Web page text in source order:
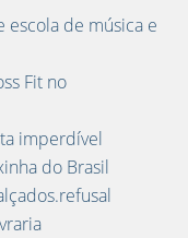
escola de música e
Fit no
imperdível
do Brasil